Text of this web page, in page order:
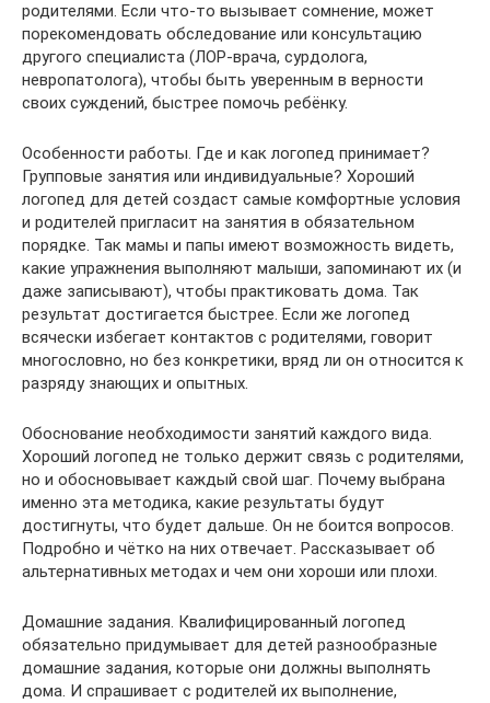
родителями. Если что-то вызывает сомнение, может
порекомендовать обследование или консультацию
другого специалиста (ЛОР-врача, сурдолога,
невропатолога), чтобы быть уверенным в верности
своих суждений, быстрее помочь ребёнку.
Особенности работы. Где и как логопед принимает?
Групповые занятия или индивидуальные? Хороший
логопед для детей создаст самые комфортные условия
и родителей пригласит на занятия в обязательном
порядке. Так мамы и папы имеют возможность видеть,
какие упражнения выполняют малыши, запоминают их (и
даже записывают), чтобы практиковать дома. Так
результат достигается быстрее. Если же логопед
всячески избегает контактов с родителями, говорит
многословно, но без конкретики, вряд ли он относится к
разряду знающих и опытных.
Обоснование необходимости занятий каждого вида.
Хороший логопед не только держит связь с родителями,
но и обосновывает каждый свой шаг. Почему выбрана
именно эта методика, какие результаты будут
достигнуты, что будет дальше. Он не боится вопросов.
Подробно и чётко на них отвечает. Рассказывает об
альтернативных методах и чем они хороши или плохи.
Домашние задания. Квалифицированный логопед
обязательно придумывает для детей разнообразные
домашние задания, которые они должны выполнять
дома. И спрашивает с родителей их выполнение,